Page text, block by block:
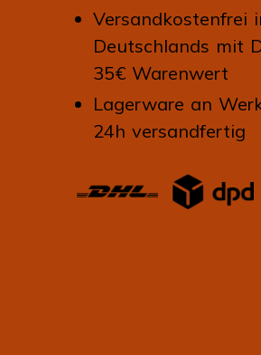
Versandkostenfrei
Deutschlands mit
35€ Warenwert
Lagerware an
24h versandfertig